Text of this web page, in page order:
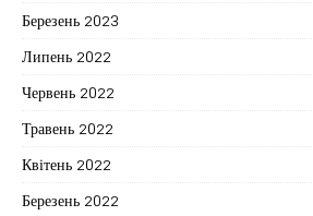
Березень 2023
Липень 2022
Червень 2022
Травень 2022
Квітень 2022
Березень 2022